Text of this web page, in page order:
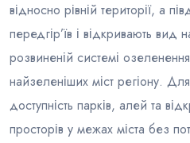
відносно рівній території, а
передгір’їв і відкривають вид
розвиненій системі
найзеленіших міст регіону.
доступність парків, алей та
просторів у межах міста без